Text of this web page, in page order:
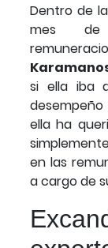
Dentro de
mes de
si ella iba
ella ha
en las
a cargo de